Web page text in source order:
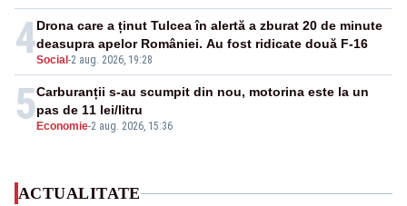
4Social -2 aug. 2026, 19:28
Drona care a ținut Tulcea în alertă a zburat 20 de minute
deasupra apelor României. Au fost ridicate două F-16
5 Economie-2 aug. 2026, 15:36
Carburanții s-au scumpit din nou, motorina este la un
pas de 11 lei/litru
ACTUALITATE